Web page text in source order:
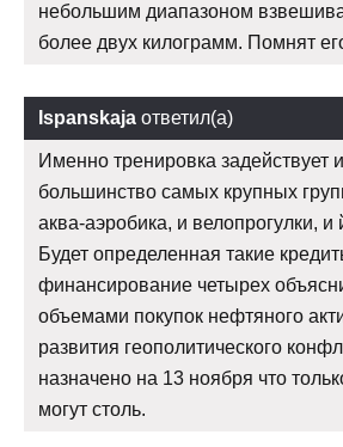
небольшим диапазоном
более двух килограмм. Помнят
Ispanskaja ответил(а)
Именно тренировка задействует
большинство самых крупных
аква-аэробика, и велопрогулки, и
Будет определенная такие
финансирование четырех
объемами покупок нефтяного
развития геополитического
назначено на 13 ноября что
могут столь.